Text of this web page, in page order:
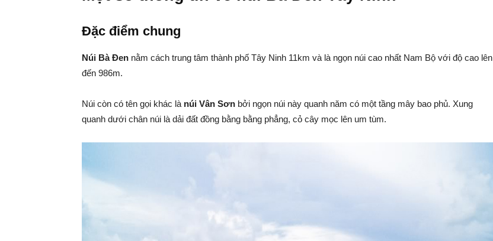
Đặc điểm chung
Núi Bà Đen nằm cách trung tâm thành phố Tây Ninh 11km và là ngọn núi cao nhất Nam Bộ với độ cao lên
đến 986m.
Núi còn có tên gọi khác là núi Vân Sơn bởi ngọn núi này quanh năm có một tầng mây bao phủ. Xung
quanh dưới chân núi là dải đất đồng bằng bằng phẳng, cỏ cây mọc lên um tùm.